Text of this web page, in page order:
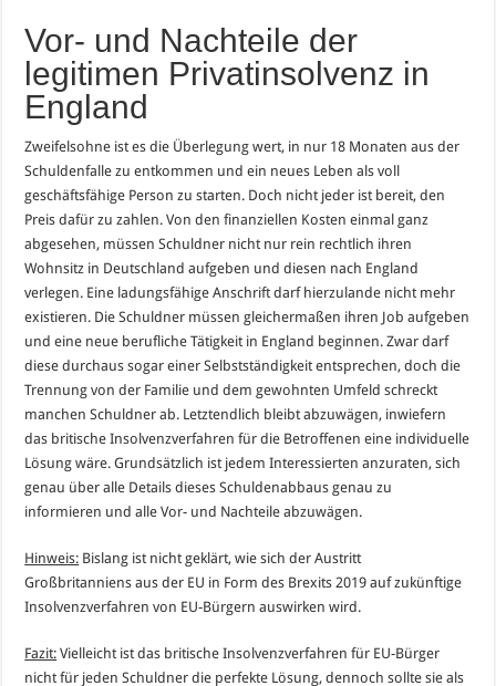
Vor- und Nachteile der
legitimen Privatinsolvenz in
England
Zweifelsohne ist es die Überlegung wert, in nur 18 Monaten aus der
Schuldenfalle zu entkommen und ein neues Leben als voll
geschäftsfähige Person zu starten. Doch nicht jeder ist bereit, den
Preis dafür zu zahlen. Von den finanziellen Kosten einmal ganz
abgesehen, müssen Schuldner nicht nur rein rechtlich ihren
Wohnsitz in Deutschland aufgeben und diesen nach England
verlegen. Eine ladungsfähige Anschrift darf hierzulande nicht mehr
existieren. Die Schuldner müssen gleichermaßen ihren Job aufgeben
und eine neue berufliche Tätigkeit in England beginnen. Zwar darf
diese durchaus sogar einer Selbstständigkeit entsprechen, doch die
Trennung von der Familie und dem gewohnten Umfeld schreckt
manchen Schuldner ab. Letztendlich bleibt abzuwägen, inwiefern
das britische Insolvenzverfahren für die Betroffenen eine individuelle
Lösung wäre. Grundsätzlich ist jedem Interessierten anzuraten, sich
genau über alle Details dieses Schuldenabbaus genau zu
informieren und alle Vor- und Nachteile abzuwägen.
Hinweis: Bislang ist nicht geklärt, wie sich der Austritt
Großbritanniens aus der EU in Form des Brexits 2019 auf zukünftige
Insolvenzverfahren von EU-Bürgern auswirken wird.
Fazit: Vielleicht ist das britische Insolvenzverfahren für EU-Bürger
nicht für jeden Schuldner die perfekte Lösung, dennoch sollte sie als